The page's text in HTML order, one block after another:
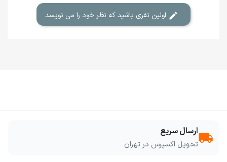
local_shippingارسال سریع
تحویل اکسپرس در تهران